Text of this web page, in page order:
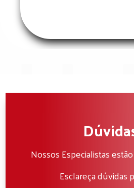
Nossos Especialistas
Esclareça dúvidas